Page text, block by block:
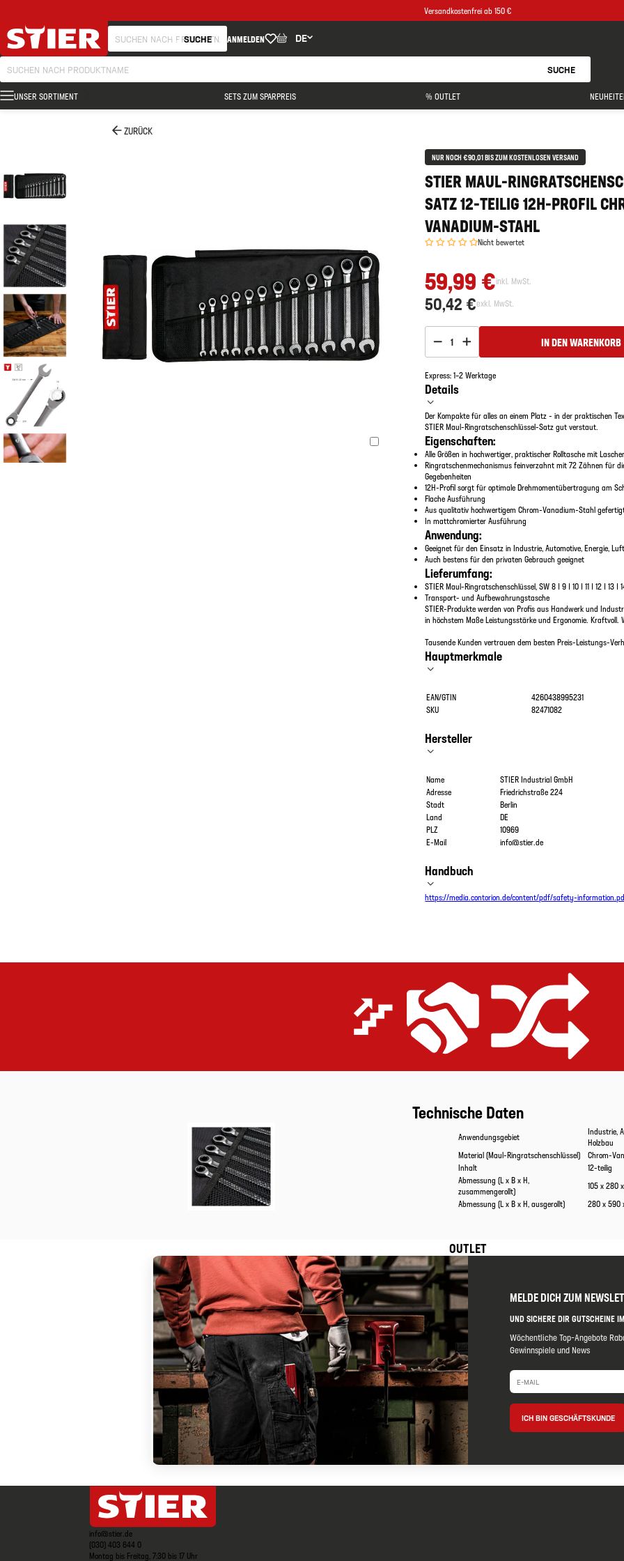
Versandkostenfrei ab 150 €
SUCHE ANMELDEN DE
SUCHE
UNSER SORTIMENT SETS ZUM SPARPREIS % OUTLET
ZURÜCK
NUR NOCH €90,01 BIS ZUM KOSTENLOSEN VERSAND
STIER MAUL-
SATZ 12-TEILIG 12H-PROFIL
VANADIUM-STAHL
Nicht bewertet
59,99 €inkl. MwSt.
50,42 €exkl. MwSt.
1 IN DEN WARENKORB
Express: 1–2 Werktage
Details
Der Kompakte für alles an einem Platz - in der praktischen
STIER Maul-Ringratschenschlüssel-Satz gut verstaut.
Eigenschaften:
Alle Größen in hochwertiger, praktischer Rolltasche mit
Ringratschenmechanismus feinverzahnt mit 72 Zähnen für
Gegebenheiten
12H-Profil sorgt für optimale Drehmomentübertragung am
Flache Ausführung
Aus qualitativ hochwertigem Chrom-Vanadium-Stahl
In mattchromierter Ausführung
Anwendung:
Geeignet für den Einsatz in Industrie, Automotive, Energie,
Auch bestens für den privaten Gebrauch geeignet
Lieferumfang:
STIER Maul-Ringratschenschlüssel, SW 8 | 9 | 10 | 11 | 12 | 13 |
Transport- und Aufbewahrungstasche
STIER-Produkte werden von Profis aus Handwerk und
in höchstem Maße Leistungsstärke und Ergonomie. Kraftvoll.
Tausende Kunden vertrauen dem besten Preis-Leistungs-
Hauptmerkmale
EAN/GTIN
4260438995231
SKU
82471082
Hersteller
Name
STIER Industrial GmbH
Adresse
Friedrichstraße 224
Stadt
Berlin
Land
DE
PLZ
10969
E-Mail
info@stier.de
Handbuch
https://media.contorion.de/content/pdf/safety-
Technische Daten
Anwendungsgebiet
Industrie,
Holzbau
Material (Maul-Ringratschenschlüssel)
Chrom-
Inhalt
12-teilig
Abmessung (L x B x H,
zusammengerollt)
105 x 280
Abmessung (L x B x H, ausgerollt)
280 x 590
OUTLET
MELDE DICH ZUM
UND SICHERE DIR GUTSCHEINE
Wöchentliche Top-Angebote
Gewinnspiele und News
ICH BIN GESCHÄFTSKUNDE
info@stier.de
(030) 403 644 0
Montag bis Freitag, 7:30 bis 17 Uhr